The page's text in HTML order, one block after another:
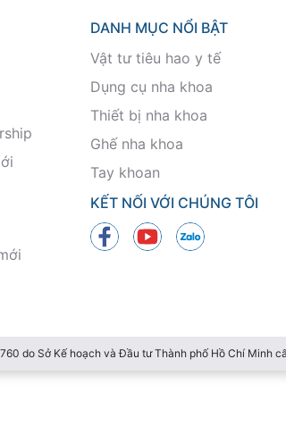
DANH MỤC NỔI BẬT
Vật tư tiêu hao y tế
Dụng cụ nha khoa
Thiết bị nha khoa
Ghế nha khoa
Tay khoan
KẾT NỐI VỚI CHÚNG TÔI
do Sở Kế hoạch và Đầu tư Thành phố Hồ Chí